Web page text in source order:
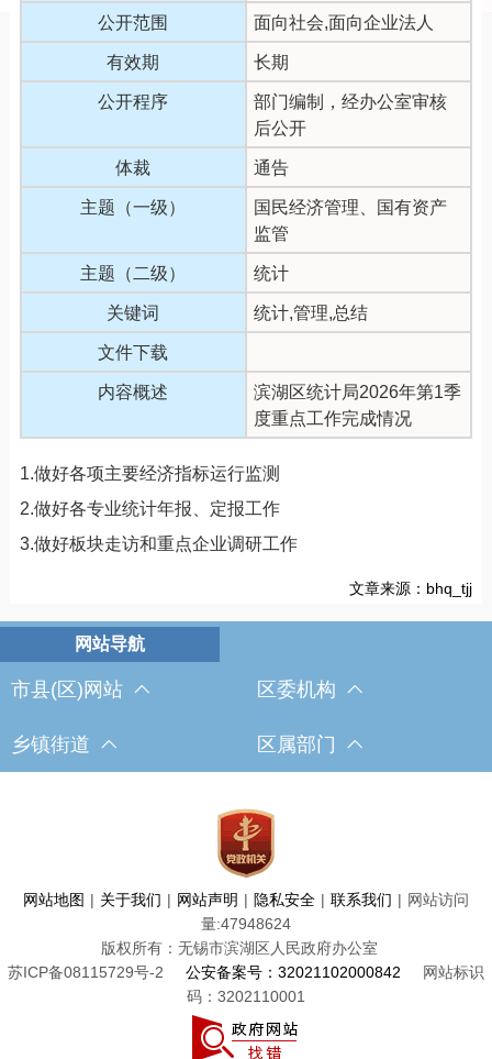
公开范围 面向社会,面向企业法人
有效期 长期
公开程序
部门编制，经办公室审核
后公开
体裁 通告
主题（一级）
国民经济管理、国有资产
监管
主题（二级） 统计
关键词 统计,管理,总结
文件下载
内容概述
滨湖区统计局2026年第1季
度重点工作完成情况
1.做好各项主要经济指标运行监测
2.做好各专业统计年报、定报工作
3.做好板块走访和重点企业调研工作
文章来源：bhq_tjj
市县(区)网站 区委机构
乡镇街道 区属部门
网站地图 | 关于我们 | 网站声明 | 隐私安全 | 联系我们 | 网站访问
量:47948624
版权所有：无锡市滨湖区人民政府办公室
苏ICP备08115729号-2
公安备案号：32021102000842
网站标识
码：3202110001